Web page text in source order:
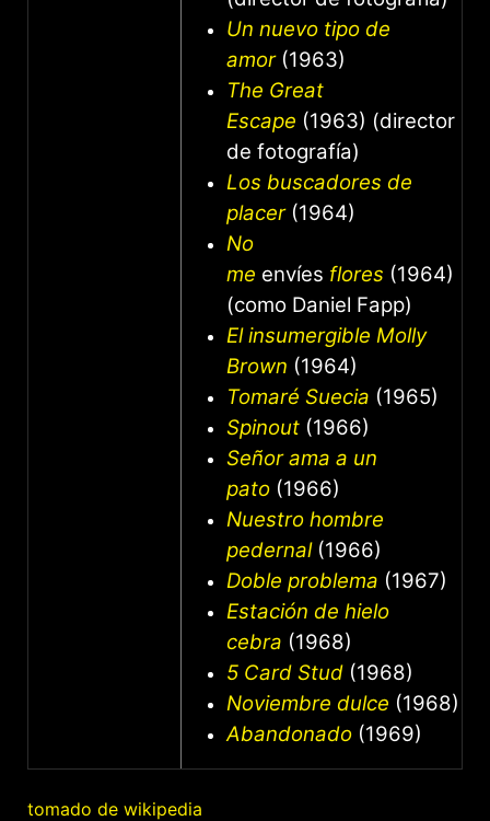
Un nuevo tipo de
amor(1963)
The Great
Escape (1963) (director
de fotografía)
Los buscadores de
placer(1964)
No
me envíes flores (1964)
(como Daniel Fapp)
El insumergible Molly
Brown (1964)
Tomaré Suecia (1965)
Spinout (1966)
Señor ama a un
pato (1966)
Nuestro hombre
pedernal(1966)
Doble problema (1967)
Estación de hielo
cebra (1968)
5 Card Stud (1968)
Noviembre dulce (1968)
Abandonado (1969)
tomado de wikipedia